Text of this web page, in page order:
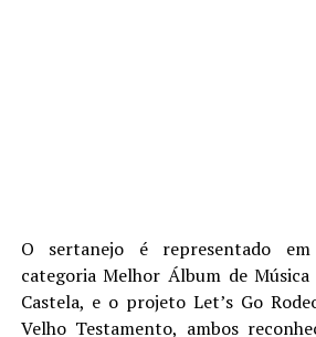
O sertanejo é representado
categoria Melhor Álbum de
Castela, e o projeto Let’s Go
Velho Testamento, ambos